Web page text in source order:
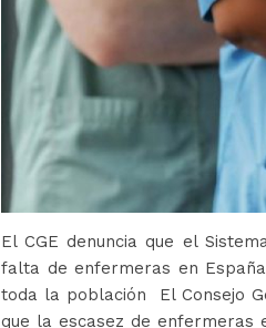
El CGE denuncia que el
falta de enfermeras en
toda la población El Consejo
que la escasez de enfermeras